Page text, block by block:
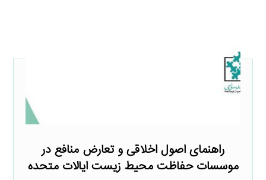
راهنمای اصول اخلاقی و تعارض منافع در
موسسات حفاظت محیط زیست ایالات متحده